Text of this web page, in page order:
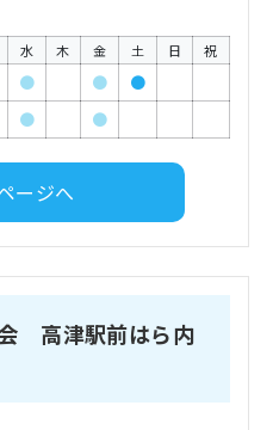
水 木 金 土 日 祝
● ●
●
● ●
ージへ
高津駅前はら内